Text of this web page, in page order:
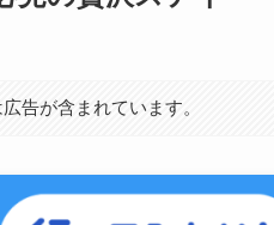
告が含まれています。